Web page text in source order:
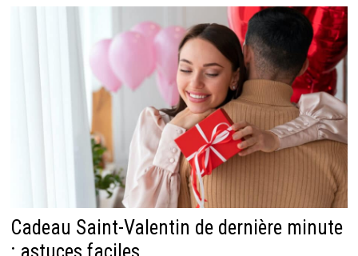
Cadeau Saint-Valentin de dernière minute
: astuces faciles